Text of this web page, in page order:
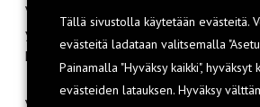
Vetoketjuratkaisu mahdollistaa
ylälaitaan asti. Vetoketju pitää vettä
kohtaan koetusta jännityksestä
Tällä sivustolla käytetään evästeitä.
evästeitä ladataan valitsemalla
Painamalla "Hyväksy kaikki", hyväksyt
evästeiden latauksen. Hyväksy